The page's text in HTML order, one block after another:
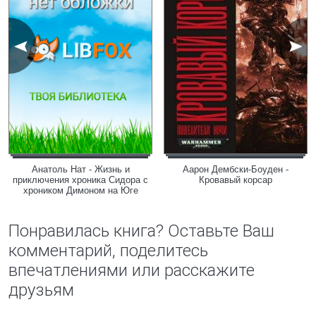
Анатоль Нат - Жизнь и
приключения хроника Сидора с
хроником Димоном на Юге
Аарон Дембски-Боуден -
Кровавый корсар
Понравилась книга? Оставьте Ваш
комментарий, поделитесь
впечатлениями или расскажите
друзьям